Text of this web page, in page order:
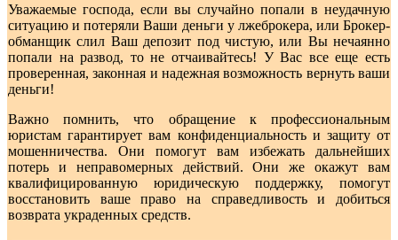
Уважаемые господа, если вы случайно попали в неудачную
ситуацию и потеряли Ваши деньги у лжеброкера, или Брокер-
обманщик слил Ваш депозит под чистую, или Вы нечаянно
попали на развод, то не отчаивайтесь! У Вас все еще есть
проверенная, законная и надежная возможность вернуть ваши
деньги!
Важно помнить, что обращение к профессиональным
юристам гарантирует вам конфиденциальность и защиту от
мошенничества. Они помогут вам избежать дальнейших
потерь и неправомерных действий. Они же окажут вам
квалифицированную юридическую поддержку, помогут
восстановить ваше право на справедливость и добиться
возврата украденных средств.